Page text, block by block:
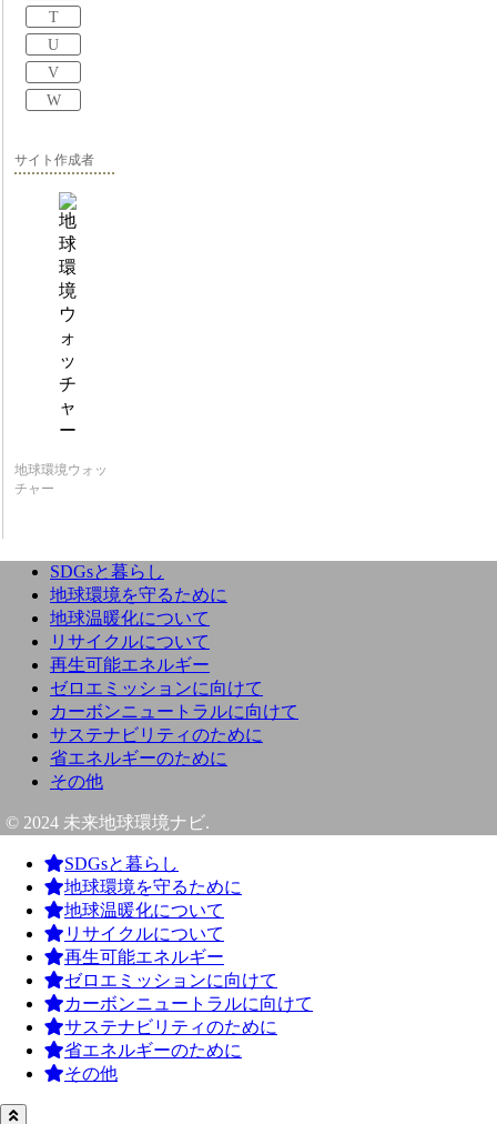
T
U
V
W
サイト作成者
地球環境ウォッ
チャー
SDGsと暮らし
地球環境を守るために
地球温暖化について
リサイクルについて
再生可能エネルギー
ゼロエミッションに向けて
カーボンニュートラルに向けて
サステナビリティのために
省エネルギーのために
その他
© 2024 未来地球環境ナビ.
SDGsと暮らし
地球環境を守るために
地球温暖化について
リサイクルについて
再生可能エネルギー
ゼロエミッションに向けて
カーボンニュートラルに向けて
サステナビリティのために
省エネルギーのために
その他